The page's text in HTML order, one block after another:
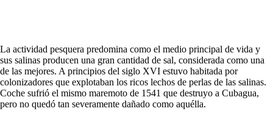
La actividad pesquera predomina como el medio principal de vida y
sus salinas producen una gran cantidad de sal, considerada como una
de las mejores. A principios del siglo XVI estuvo habitada por
colonizadores que explotaban los ricos lechos de perlas de las salinas.
Coche sufrió el mismo maremoto de 1541 que destruyo a Cubagua,
pero no quedó tan severamente dañado como aquélla.